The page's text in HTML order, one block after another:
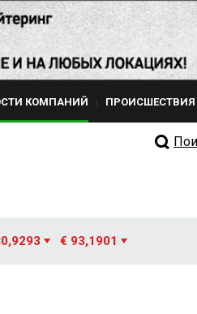
КОМПАНИЙ ПРОИСШЕСТВИЯ
€ 93,1901